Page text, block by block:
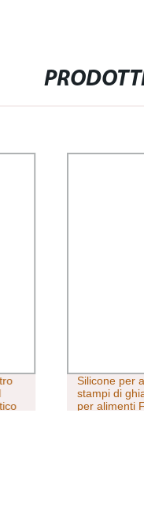
Silicone per
stampi di
per alimenti